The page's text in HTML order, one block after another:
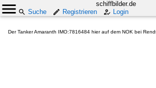
schiffbilder.de
Suche
Registrieren Login
Der Tanker Amaranth IMO:7816484 hier auf dem NOK bei